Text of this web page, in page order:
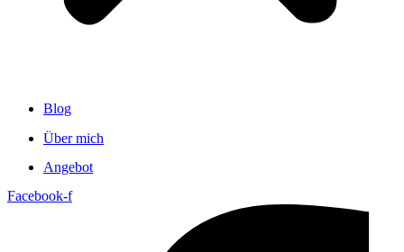
Blog
Über mich
Angebot
Facebook-f